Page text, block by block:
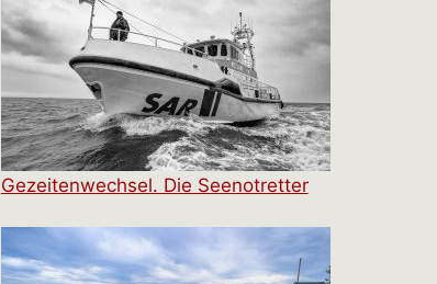
Gezeitenwechsel. Die Seenotretter